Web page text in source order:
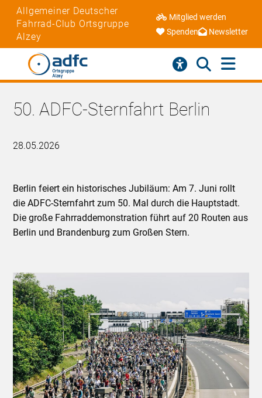
Allgemeiner Deutscher
Fahrrad-Club Ortsgruppe
Alzey
Mitglied werden
Spenden
Newsletter
50. ADFC-Sternfahrt Berlin
28.05.2026
Berlin feiert ein historisches Jubiläum: Am 7. Juni rollt
die ADFC-Sternfahrt zum 50. Mal durch die Hauptstadt.
Die große Fahrraddemonstration führt auf 20 Routen aus
Berlin und Brandenburg zum Großen Stern.